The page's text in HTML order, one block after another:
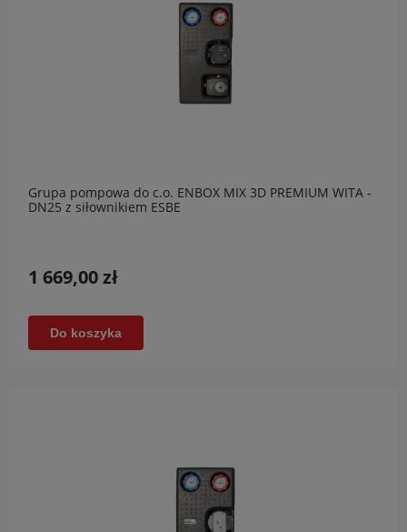
Grupa pompowa do c.o. ENBOX MIX 3D PREMIUM WITA -
DN25 z siłownikiem ESBE
1 669,00 zł
Do koszyka